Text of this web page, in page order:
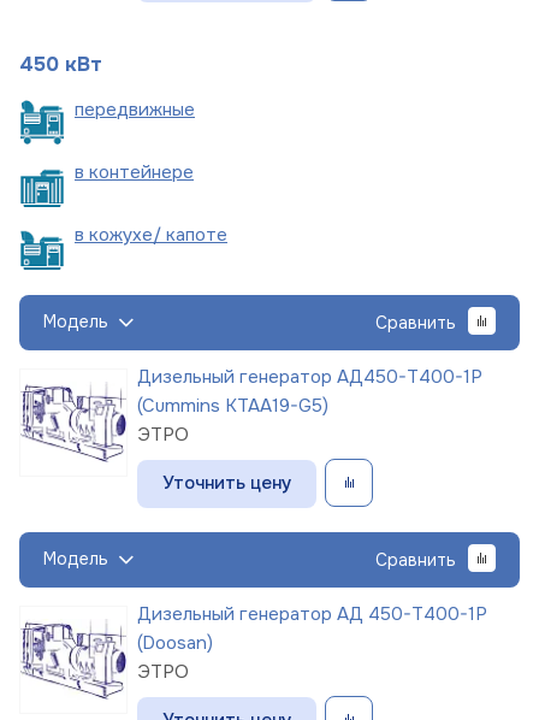
450 кВт
передвижные
в контейнере
в кожухе/ капоте
Модель Сравнить
Дизельный генератор АД450-Т400-1Р
(Cummins KTAA19-G5)
ЭТРО
Уточнить цену
Модель Сравнить
Дизельный генератор АД 450-Т400-1Р
(Doosan)
ЭТРО